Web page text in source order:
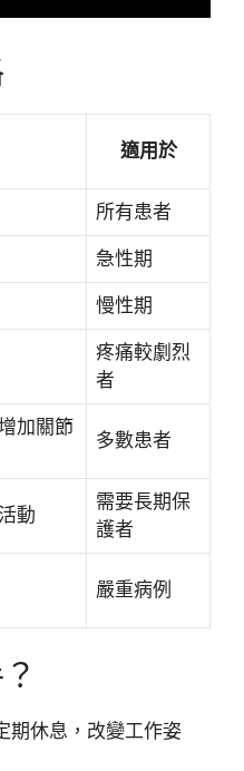
適用於
所有患者
急性期
慢性期
疼痛較劇烈
者
加關節
多數患者
動
需要長期保
護者
嚴重病例
期休息，改變工作姿